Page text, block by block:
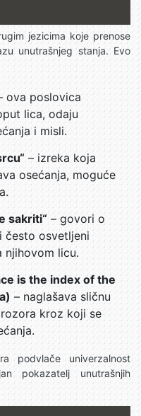
jezicima koje prenose
unutrašnjeg stanja. Evo
ova poslovica
lica, odaju
i misli.
– izreka koja
osećanja, moguće
sakriti“– govori o
često osvetljeni
njihovom licu.
is the index of the
– naglašava sličnu
kroz koji se
podvlače univerzalnost
pokazatelj unutrašnjih